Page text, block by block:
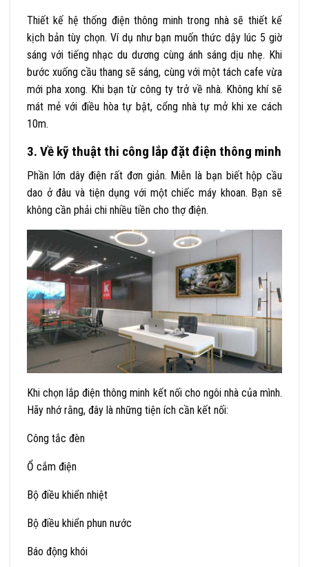
Thiết kế hệ thống điện thông minh trong nhà sẽ thiết kế
kịch bản tùy chọn. Ví dụ như bạn muốn thức dậy lúc 5 giờ
sáng với tiếng nhạc du dương cùng ánh sáng dịu nhẹ. Khi
bước xuống cầu thang sẽ sáng, cùng với một tách cafe vừa
mới pha xong. Khi bạn từ công ty trở về nhà. Không khí sẽ
mát mẻ với điều hòa tự bật, cổng nhà tự mở khi xe cách
10m.
3. Về kỹ thuật thi công lắp đặt điện thông minh
Phần lớn dây điện rất đơn giản. Miễn là bạn biết hộp cầu
dao ở đâu và tiện dụng với một chiếc máy khoan. Bạn sẽ
không cần phải chi nhiều tiền cho thợ điện.
Khi chọn lắp điện thông minh kết nối cho ngôi nhà của mình.
Hãy nhớ rằng, đây là những tiện ích cần kết nối:
Công tắc đèn
Ổ cắm điện
Bộ điều khiển nhiệt
Bộ điều khiển phun nước
Báo động khói